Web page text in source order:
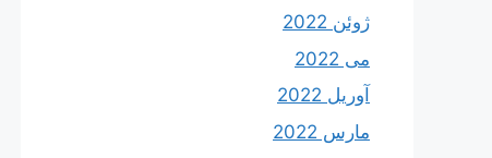
ژوئن 2022
می 2022
آوریل 2022
مارس 2022